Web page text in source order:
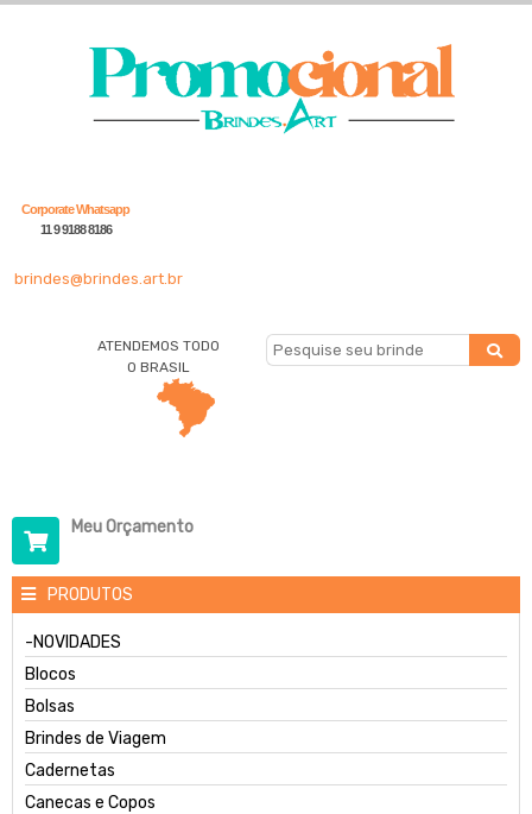
Corporate Whatsapp
11 9 9188 8186
brindes@brindes.art.br
ATENDEMOS TODO
O BRASIL
Meu Orçamento
PRODUTOS
-NOVIDADES
Blocos
Bolsas
Brindes de Viagem
Cadernetas
Canecas e Copos